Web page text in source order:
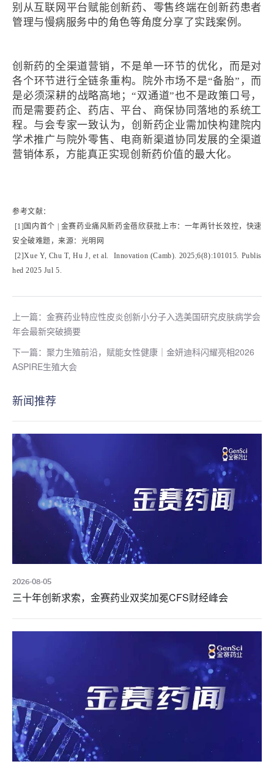
别从互联网平台赋能创新药、零售终端在创新药患者
管理与慢病服务中的角色等角度分享了实践案例。
创新药的全渠道营销，不是单一环节的优化，而是对
各个环节进行全链条重构。院外市场不是“备胎”，而
是必须深耕的战略高地；“双通道”也不是政策口号，
而是需要药企、药店、平台、商保协同落地的系统工
程。与会专家一致认为，创新药企业需加快构建院内
学术推广与院外零售、电商新渠道协同发展的全渠道
营销体系，方能真正实现创新药价值的最大化。
参考文献：
[1]国内首个 | 金赛药业痛风新药金蓓欣获批上市：一年两针长效控，快速
安全破难题，来源：光明网
[2]Xue Y, Chu T, Hu J, et al. Innovation (Camb). 2025;6(8):101015. Publis
hed 2025 Jul 5.
上一篇：金赛药业特应性皮炎创新小分子入选美国研究皮肤病学会
年会最新突破摘要
下一篇：聚力生殖前沿，赋能女性健康｜金妍迪科闪耀亮相2026
ASPIRE生殖大会
新闻推荐
2026-08-05
三十年创新求索，金赛药业双奖加冕CFS财经峰会